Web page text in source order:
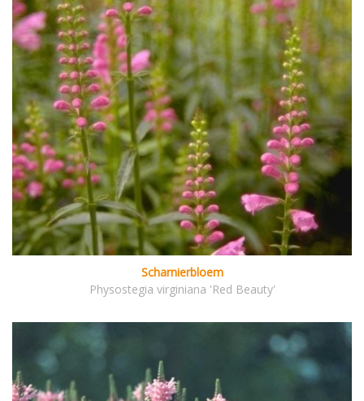
Scharnierbloem
Physostegia virginiana 'Red Beauty'